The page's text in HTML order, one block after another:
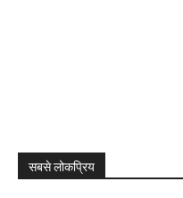
सबसे लोकप्रिय